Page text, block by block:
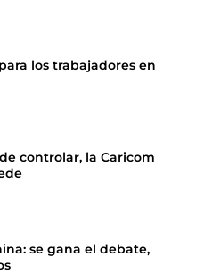
los trabajadores en
controlar, la Caricom
se gana el debate,